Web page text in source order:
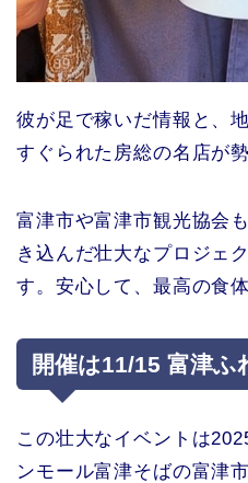
彼が足で稼いだ情報と、
すぐられた房総の名店が
富津市や富津市観光協会
き込んだ壮大なプロジェ
す。安心して、最高の食
開催は11/15 富津ふ
この壮大なイベントは
ンモール富津そばの富津